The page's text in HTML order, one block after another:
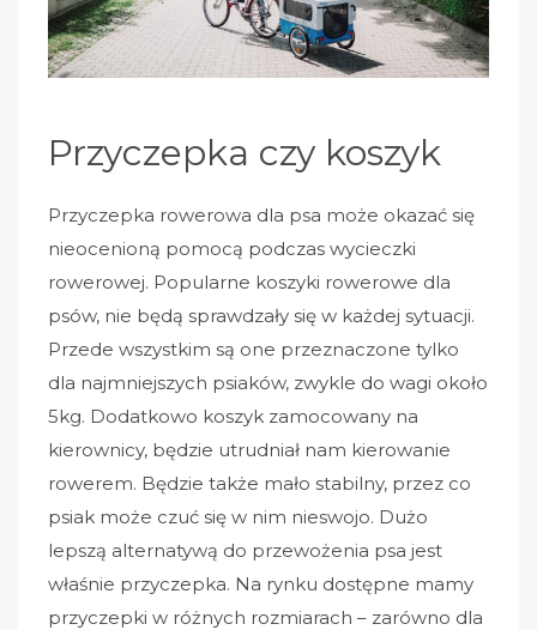
Przyczepka czy koszyk
Przyczepka rowerowa dla psa może okazać się
nieocenioną pomocą podczas wycieczki
rowerowej. Popularne koszyki rowerowe dla
psów, nie będą sprawdzały się w każdej sytuacji.
Przede wszystkim są one przeznaczone tylko
dla najmniejszych psiaków, zwykle do wagi około
5kg. Dodatkowo koszyk zamocowany na
kierownicy, będzie utrudniał nam kierowanie
rowerem. Będzie także mało stabilny, przez co
psiak może czuć się w nim nieswojo. Dużo
lepszą alternatywą do przewożenia psa jest
właśnie przyczepka. Na rynku dostępne mamy
przyczepki w różnych rozmiarach – zarówno dla